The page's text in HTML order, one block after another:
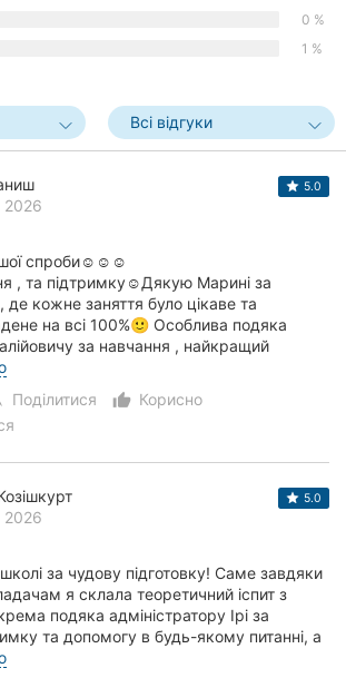
0 %
1 %
Всі відгуки
2026
5.0
спроби☺️☺️☺️
, та підтримку☺️Дякую Марині за
де кожне заняття було цікаве та
на всі 100%🙂 Особлива подяка
за навчання , найкращий
Поділитися thumb_up_alt
Корисно
2026
5.0
за чудову підготовку! Саме завдяки
я склала теоретичний іспит з
подяка адміністратору Ірі за
та допомогу в будь-якому питанні, а
за доступ...